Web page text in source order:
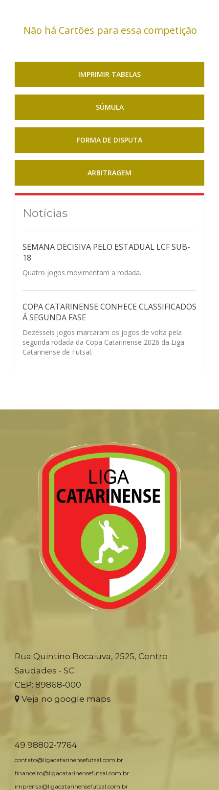
Não há Cartões para essa competição
IMPRIMIR TABELAS
SÚMULA
FORMA DE DISPUTA
ARBITRAGEM
Notícias
SEMANA DECISIVA PELO ESTADUAL LCF SUB-
18
Quatro jogos movimentam a rodada.
COPA CATARINENSE CONHECE CLASSIFICADOS
Á SEGUNDA FASE
Dezesseis jogos marcaram os jogos de volta pela
segunda rodada da Copa Catarinense 2026 da Liga
Catarinense de Futsal.
Rua Quintino Bocaiuva, 2525, Centro
Saudades - SC
CEP: 89868-000
Veja no google maps
49 98802-7764
contato@ligacatarinensefutsal.com.br
financeiro@ligacatarinensefutsal.com.br
imprensa@ligacatarinensefutsal.com.br